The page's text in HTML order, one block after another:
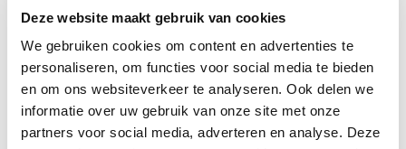
Deze website maakt gebruik van cookies
We gebruiken cookies om content en advertenties te
personaliseren, om functies voor social media te bieden
en om ons websiteverkeer te analyseren. Ook delen we
informatie over uw gebruik van onze site met onze
partners voor social media, adverteren en analyse. Deze
welzijnsorganisaties. Stichting Welzijn Bergen en
stichting Trefpunt Heiloo. Allebei de organisaties
zijn brede welzijnsorganisaties inclusief
jongerenwerk. De organisaties zijn actief in 3
gemeenten in Noord Holland. Heiloo, Bergen en
Uitgeest. Waar ik enorm trots op ben is de